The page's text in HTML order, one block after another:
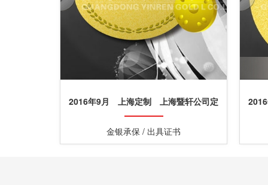
2016年9月 上海定制 上海暨轩公司定
制纯银镀金包金徽章\胸章定制
金银承保 / 出具证书